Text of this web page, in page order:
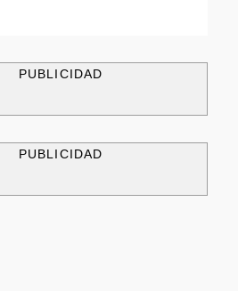
PUBLICIDAD
PUBLICIDAD